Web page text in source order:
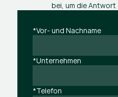
bei, um die
*Vor- und Nachname
*Unternehmen
*Telefon